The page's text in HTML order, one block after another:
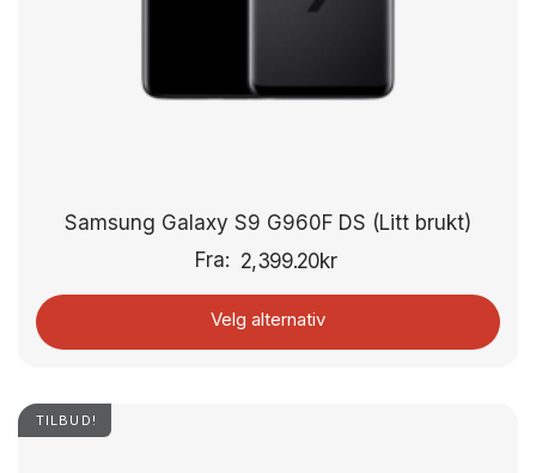
Samsung Galaxy S9 G960F DS (Litt brukt)
Fra: 2,399.20kr
Velg alternativ
TILBUD!